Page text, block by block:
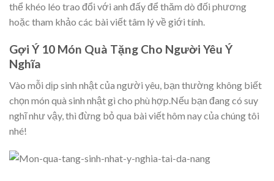
thể khéo léo trao đổi với anh đấy để thăm dò đối phương
hoặc tham khảo các bài viết tâm lý về giới tính.
Gợi Ý 10 Món Quà Tặng Cho Người Yêu Ý
Nghĩa
Vào mỗi dịp sinh nhật của người yêu, bạn thường không biết
chọn món quà sinh nhật gì cho phù hợp.Nếu bạn đang có suy
nghĩ như vậy, thì đừng bỏ qua bài viết hôm nay của chúng tôi
nhé!